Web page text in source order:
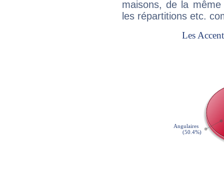
maisons, de la
les répartitions etc.